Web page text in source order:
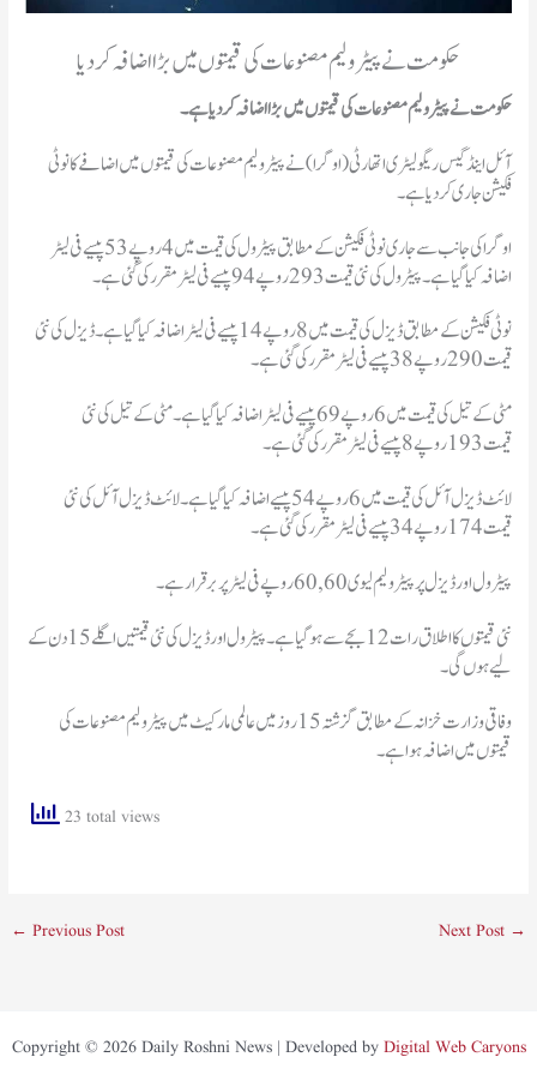
حکومت نے پیٹرولیم مصنوعات کی قیمتوں میں بڑا اضافہ کردیا
حکومت نے پیٹرولیم مصنوعات کی قیمتوں میں بڑا اضافہ کردیا ہے۔
آئل اینڈ گیس ریگولیٹری اتھارٹی (اوگرا) نے پیٹرولیم مصنوعات کی قیمتوں میں اضافے کا نوٹی
فکیشن جاری کردیا ہے۔
اوگرا کی جانب سے جاری نوٹی فکیشن کے مطابق پیٹرول کی قیمت میں 4 روپے 53 پیسے فی لیٹر
اضافہ کیا گیا ہے۔ پیٹرول کی نئی قیمت 293 روپے 94 پیسے فی لیٹر مقرر کی گئی ہے۔
نوٹی فکیشن کے مطابق ڈیزل کی قیمت میں 8 روپے 14پیسے فی لیٹر اضافہ کیا گیا ہے۔ ڈیزل کی نئی
قیمت 290 روپے 38 پیسے فی لیٹر مقرر کی گئی ہے۔
مٹی کے تیل کی قیمت میں 6 روپے 69 پیسے فی لیٹر اضافہ کیا گیا ہے۔ مٹی کے تیل کی نئی
قیمت 193 روپے 8 پیسے فی لیٹر مقرر کی گئی ہے۔
لائٹ ڈیزل آئل کی قیمت میں 6 روپے 54 پیسے اضافہ کیا گیا ہے۔ لائٹ ڈیزل آئل کی نئی
قیمت 174 روپے 34 پیسے فی لیٹر مقرر کی گئی ہے۔
پیٹرول اور ڈیزل پر پیٹرولیم لیوی 60,60 روپے فی لیٹر پر برقرار ہے۔
نئی قیمتوں کا اطلاق رات 12بجے سے ہوگیا ہے۔ پیٹرول اور ڈیزل کی نئی قیمتیں اگلے 15 دن کے
لیے ہوں گی۔
وفاقی وزارت خزانہ کے مطابق گزشتہ 15 روز میں عالمی مارکیٹ میں پیٹرولیم مصنوعات کی
قیمتوں میں اضافہ ہوا ہے۔
23 total views
← Previous Post Next Post →
Copyright © 2026 Daily Roshni News | Developed by Digital Web Caryons